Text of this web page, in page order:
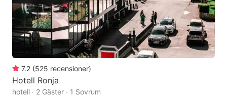
7.2 (525 recensioner)
Hotell Ronja
hotell · 2 Gäster · 1 Sovrum